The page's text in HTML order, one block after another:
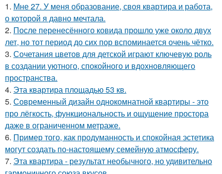
1. Мне 27. У меня образование, своя квартира и работа,
о которой я давно мечтала.
2. После перенесённого ковида прошло уже около двух
лет, но тот период до сих пор вспоминается очень чётко.
3. Сочетания цветов для детской играют ключевую роль
в создании уютного, спокойного и вдохновляющего
пространства.
4. Эта квартира площадью 53 кв.
5. Современный дизайн однокомнатной квартиры - это
про лёгкость, функциональность и ощущение простора
даже в ограниченном метраже.
6. Пример того, как продуманность и спокойная эстетика
могут создать по-настоящему семейную атмосферу.
7. Эта квартира - результат необычного, но удивительно